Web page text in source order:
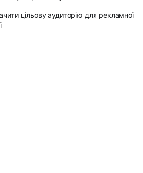
цільову аудиторію для рекламної